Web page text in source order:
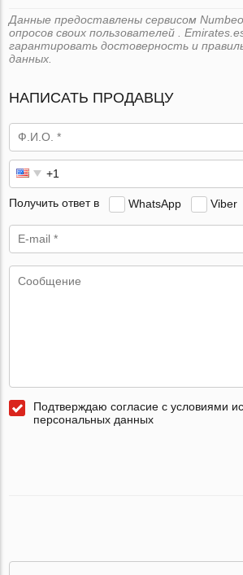
Данные предоставлены сервисом
опросов своих пользователей .
гарантировать достоверность и
данных.
НАПИСАТЬ ПРОДАВЦУ
Получить ответ в WhatsApp Viber
Подтверждаю согласие с условиями
персональных данных